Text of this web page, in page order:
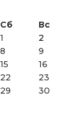
Сб
Вс
1
2
8
9
15
16
22
23
29
30